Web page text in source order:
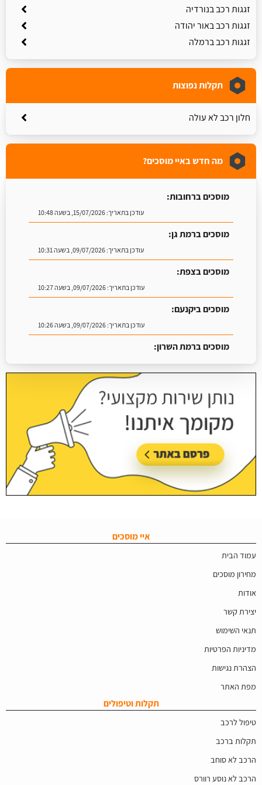
זגגות רכב בנורדיה
זגגות רכב באור יהודה
זגגות רכב ברמלה
תקלות נפוצות
חלון רכב לא עולה
מה חדש באיי מוסכים?
מוסכים ברחובות:
עודכן בתאריך:15/07/2026, בשעה 10:48
מוסכים ברמת גן:
עודכן בתאריך:09/07/2026, בשעה 10:31
מוסכים בצפת:
עודכן בתאריך:09/07/2026, בשעה 10:27
מוסכים ביקנעם:
עודכן בתאריך:09/07/2026, בשעה 10:26
מוסכים ברמת השרון:
עודכן בתאריך:16/07/2026, בשעה 09:07
איי מוסכים
עמוד הבית
מחירון מוסכים
אודות
יצירת קשר
תנאי השימוש
מדיניות הפרטיות
הצהרת נגישות
מפת האתר
תקלות וטיפולים
טיפול לרכב
תקלות ברכב
הרכב לא סוחב
הרכב לא נוסע רוורס